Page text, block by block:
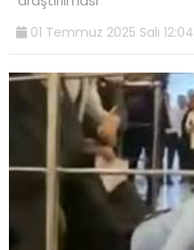
01 Temmuz 2025 Salı 12:04